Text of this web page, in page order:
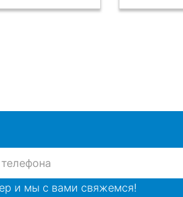
и мы с вами свяжемся!